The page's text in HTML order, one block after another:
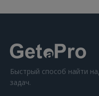
Быстрый способ найти
задач.